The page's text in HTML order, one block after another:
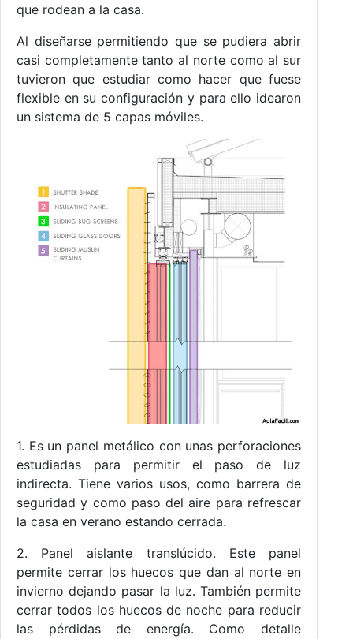
que rodean a la casa.
Al diseñarse permitiendo que se pudiera abrir
casi completamente tanto al norte como al sur
tuvieron que estudiar como hacer que fuese
flexible en su configuración y para ello idearon
un sistema de 5 capas móviles.
1. Es un panel metálico con unas perforaciones
estudiadas para permitir el paso de luz
indirecta. Tiene varios usos, como barrera de
seguridad y como paso del aire para refrescar
la casa en verano estando cerrada.
2. Panel aislante translúcido. Este panel
permite cerrar los huecos que dan al norte en
invierno dejando pasar la luz. También permite
cerrar todos los huecos de noche para reducir
las pérdidas de energía. Como detalle